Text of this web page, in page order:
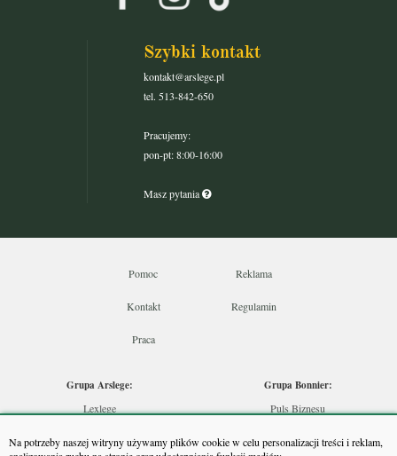
Na potrzeby naszej witryny używamy plików cookie w celu personalizacji treści i reklam,
Szybki kontakt
kontakt@arslege.pl
tel. 513-842-650
Pracujemy:
pon-pt: 8:00-16:00
Masz pytania
Pomoc Reklama
Kontakt Regulamin
Praca
Grupa Arslege:
Lexlege
Skarbowcy
Grupa Bonnier:
Puls Biznesu
Puls Medycyny